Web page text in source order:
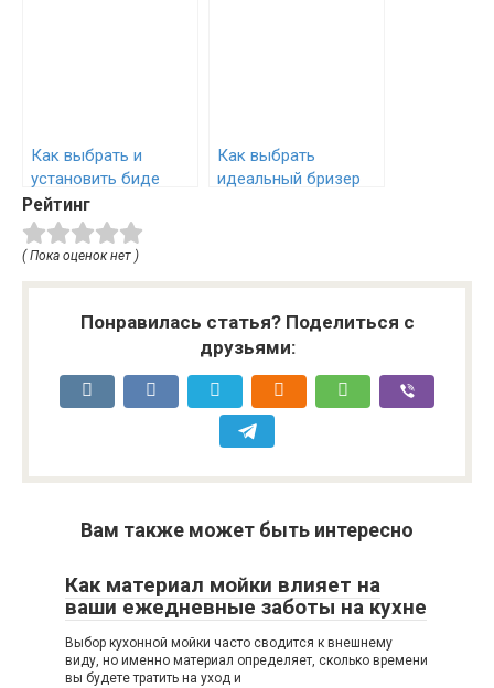
Как выбрать и
установить биде
своими руками
Как выбрать
идеальный бризер
Рейтинг
( Пока оценок нет )
Понравилась статья? Поделиться с
друзьями:
Вам также может быть интересно
Как материал мойки влияет на
ваши ежедневные заботы на кухне
Выбор кухонной мойки часто сводится к внешнему
виду, но именно материал определяет, сколько времени
вы будете тратить на уход и